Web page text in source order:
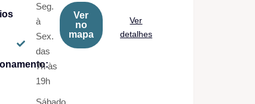
Seg.
à
Sex.
das
7h às
19h
Sábado
Ver
no
mapa
Ver
detalhes